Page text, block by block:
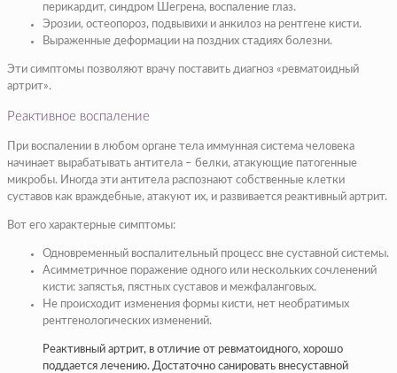
перикардит, синдром Шегрена, воспаление глаз.
Эрозии, остеопороз, подвывихи и анкилоз на рентгене кисти.
Выраженные деформации на поздних стадиях болезни.
Эти симптомы позволяют врачу поставить диагноз «ревматоидный
артрит».
Реактивное воспаление
При воспалении в любом органе тела иммунная система человека
начинает вырабатывать антитела – белки, атакующие патогенные
микробы. Иногда эти антитела распознают собственные клетки
суставов как враждебные, атакуют их, и развивается реактивный артрит.
Вот его характерные симптомы:
Одновременный воспалительный процесс вне суставной системы.
Асимметричное поражение одного или нескольких сочленений
кисти: запястья, пястных суставов и межфаланговых.
Не происходит изменения формы кисти, нет необратимых
рентгенологических изменений.
Реактивный артрит, в отличие от ревматоидного, хорошо
поддается лечению. Достаточно санировать внесуставной